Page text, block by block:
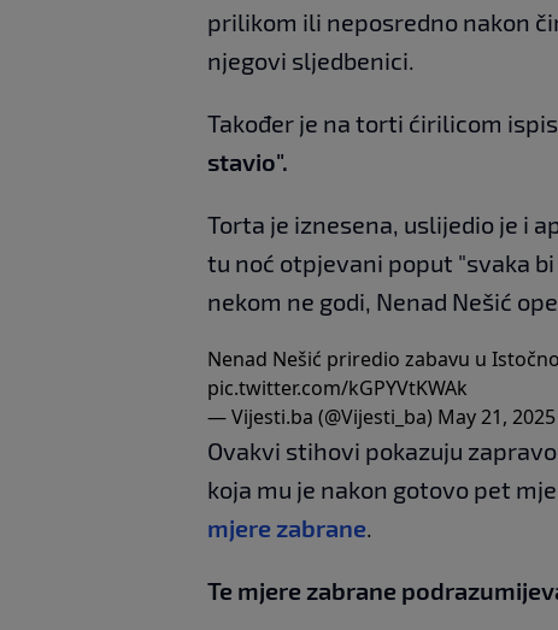
prilikom ili neposredno nakon
njegovi sljedbenici.
Također je na torti ćirilicom
stavio".
Torta je iznesena, uslijedio je i
tu noć otpjevani poput "svaka
nekom ne godi, Nenad Nešić
Nenad Nešić priredio zabavu u
pic.twitter.com/kGPYVtKWAk
— Vijesti.ba (@Vijesti_ba) May 21, 2025
Ovakvi stihovi pokazuju
koja mu je nakon gotovo pet
mjere zabrane.
Te mjere zabrane